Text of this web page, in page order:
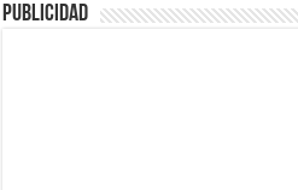
Publicidad